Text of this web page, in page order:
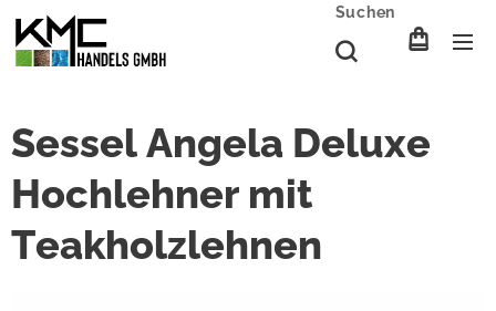
Suchen
Sessel Angela Deluxe
Hochlehner mit
Teakholzlehnen